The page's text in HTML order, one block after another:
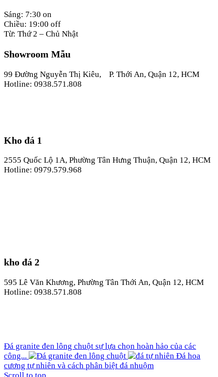
Sáng: 7:30 on
Chiều: 19:00 off
Từ: Thứ 2 – Chủ Nhật
Showroom Mẫu
99 Đường Nguyễn Thị Kiêu, P. Thới An, Quận 12, HCM
Hotline: 0938.571.808
Kho đá 1
2555 Quốc Lộ 1A, Phường Tân Hưng Thuận, Quận 12, HCM
Hotline: 0979.579.968
kho đá 2
595 Lê Văn Khương, Phường Tân Thới An, Quận 12, HCM
Hotline: 0938.571.808
Đá granite đen lông chuột sự lựa chọn hoàn hảo của các
công...
Đá hoa
cương tự nhiên và cách phân biệt đá nhuộm